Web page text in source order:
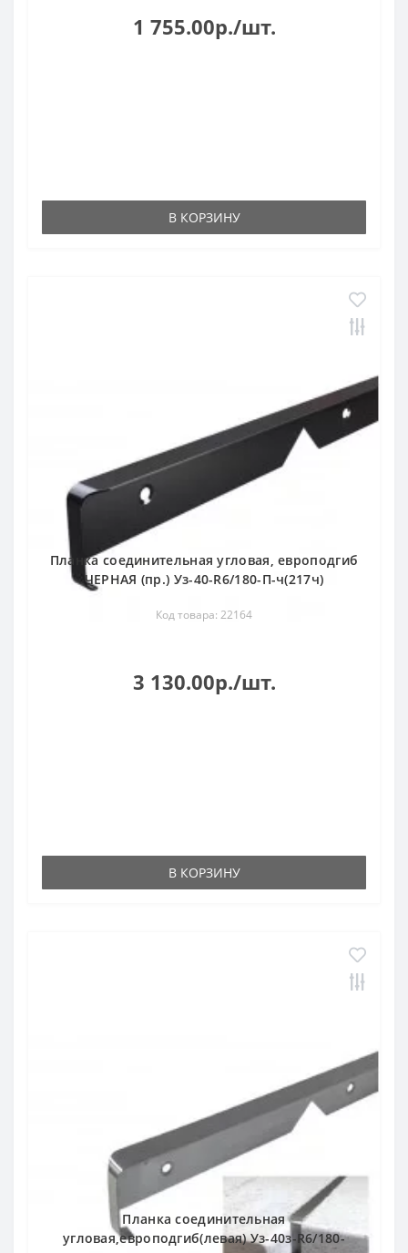
1 755.00р./шт.
В КОРЗИНУ
Планка соединительная угловая, европодгиб
ЧЕРНАЯ (пр.) Уз-40-R6/180-П-ч(217ч)
Код товара: 22164
3 130.00р./шт.
В КОРЗИНУ
Планка соединительная
угловая,европодгиб(левая) Уз-40з-R6/180-